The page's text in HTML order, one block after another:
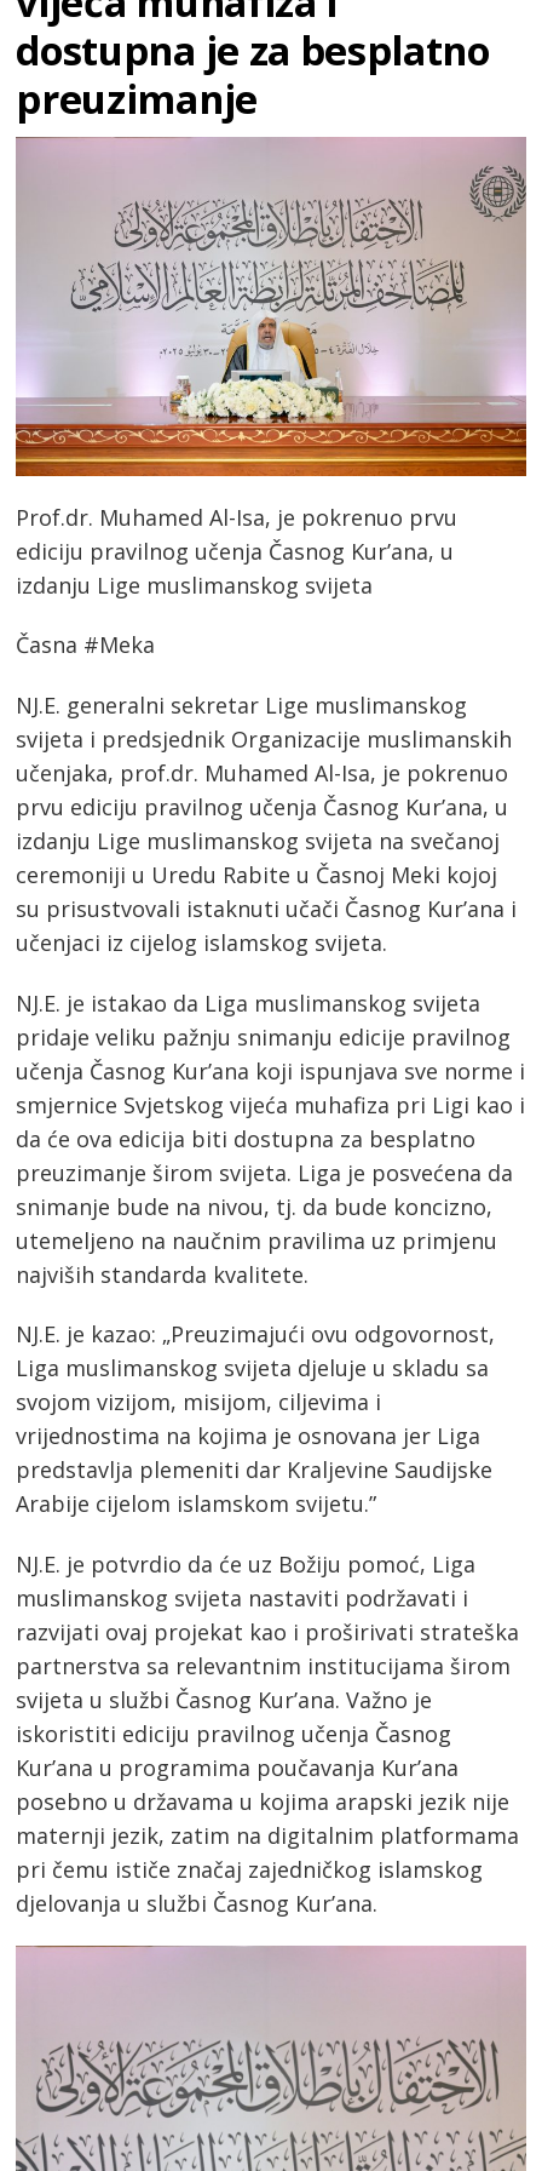
dostupna je za besplatno
preuzimanje
Prof.dr. Muhamed Al-Isa, je pokrenuo prvu
ediciju pravilnog učenja Časnog Kur’ana, u
izdanju Lige muslimanskog svijeta
Časna #Meka
NJ.E. generalni sekretar Lige muslimanskog
svijeta i predsjednik Organizacije muslimanskih
učenjaka, prof.dr. Muhamed Al-Isa, je pokrenuo
prvu ediciju pravilnog učenja Časnog Kur’ana, u
izdanju Lige muslimanskog svijeta na svečanoj
ceremoniji u Uredu Rabite u Časnoj Meki kojoj
su prisustvovali istaknuti učači Časnog Kur’ana i
učenjaci iz cijelog islamskog svijeta.
NJ.E. je istakao da Liga muslimanskog svijeta
pridaje veliku pažnju snimanju edicije pravilnog
učenja Časnog Kur’ana koji ispunjava sve norme i
smjernice Svjetskog vijeća muhafiza pri Ligi kao i
da će ova edicija biti dostupna za besplatno
preuzimanje širom svijeta. Liga je posvećena da
snimanje bude na nivou, tj. da bude koncizno,
utemeljeno na naučnim pravilima uz primjenu
najviših standarda kvalitete.
NJ.E. je kazao: „Preuzimajući ovu odgovornost,
Liga muslimanskog svijeta djeluje u skladu sa
svojom vizijom, misijom, ciljevima i
vrijednostima na kojima je osnovana jer Liga
predstavlja plemeniti dar Kraljevine Saudijske
Arabije cijelom islamskom svijetu.”
NJ.E. je potvrdio da će uz Božiju pomoć, Liga
muslimanskog svijeta nastaviti podržavati i
razvijati ovaj projekat kao i proširivati strateška
partnerstva sa relevantnim institucijama širom
svijeta u službi Časnog Kur’ana. Važno je
iskoristiti ediciju pravilnog učenja Časnog
Kur’ana u programima poučavanja Kur’ana
posebno u državama u kojima arapski jezik nije
maternji jezik, zatim na digitalnim platformama
pri čemu ističe značaj zajedničkog islamskog
djelovanja u službi Časnog Kur’ana.